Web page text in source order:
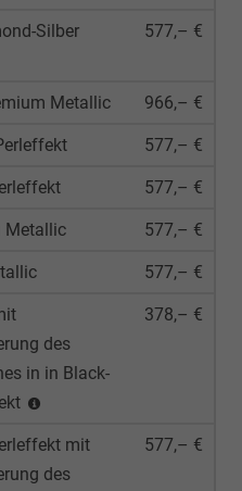
Silber
577,– €
Metallic 966,– €
577,– €
577,– €
Metallic 577,– €
577,– €
des
in in Black-
378,– €
mit
des
577,– €